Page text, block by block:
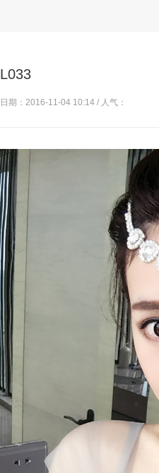
L033
日期：2016-11-04 10:14 / 人气：